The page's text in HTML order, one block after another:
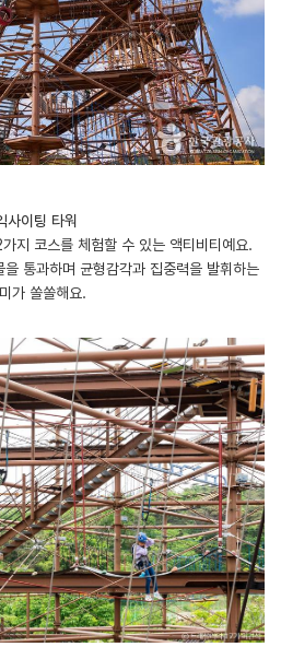
사이팅 타워
지 코스를 체험할 수 있는 액티비티예요.
통과하며 균형감각과 집중력을 발휘하는
가 쏠쏠해요.